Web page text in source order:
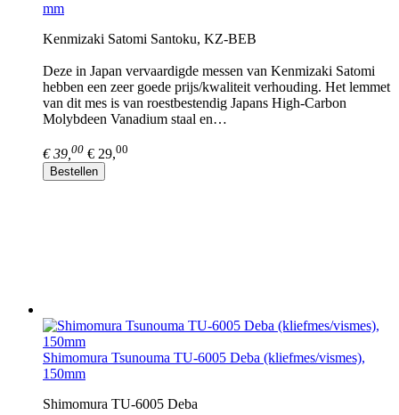
mm
Kenmizaki Satomi Santoku, KZ-BEB
Deze in Japan vervaardigde messen van Kenmizaki Satomi
hebben een zeer goede prijs/kwaliteit verhouding. Het lemmet
van dit mes is van roestbestendig Japans High-Carbon
Molybdeen Vanadium staal en…
€ 39, 00 € 29,00
Bestellen
Shimomura Tsunouma TU-6005 Deba (kliefmes/vismes),
150mm
Shimomura TU-6005 Deba